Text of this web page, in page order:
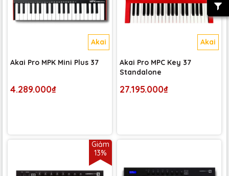
Akai
Akai Pro MPK Mini Plus 37
4.289.000₫
Akai
Akai Pro MPC Key 37
Standalone
27.195.000₫
Giảm
13%